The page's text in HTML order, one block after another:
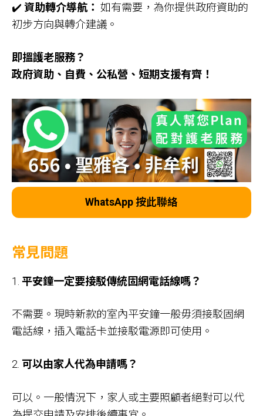
✔️ 資助轉介導航： 如有需要，為你提供政府資助的
初步方向與轉介建議。
即搵護老服務？
政府資助、自費、公私營、短期支援有齊！
WhatsApp 按此聯絡
常見問題
1. 平安鐘一定要接駁傳統固網電話線嗎？
不需要。現時新款的室內平安鐘一般毋須接駁固網
電話線，插入電話卡並接駁電源即可使用。
2. 可以由家人代為申請嗎？
可以。一般情況下，家人或主要照顧者絕對可以代